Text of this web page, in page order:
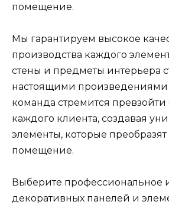
помещение.
Мы гарантируем высокое
производства каждого
стены и предметы интерьера
настоящими произведениями
команда стремится
каждого клиента, создавая
элементы, которые
помещение.
Выберите профессиональное
декоративных панелей и